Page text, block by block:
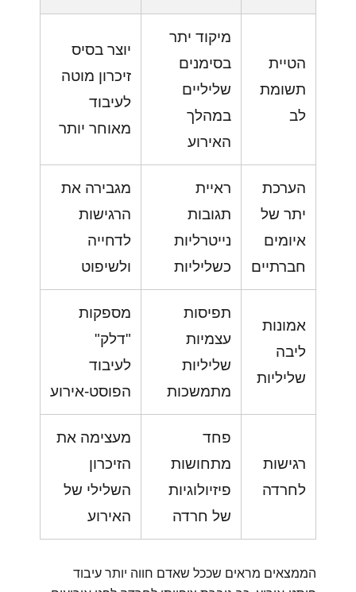
הטיית
תשומת
לב
מיקוד יתר
בסימנים
שליליים
במהלך
האירוע
יוצר בסיס
זיכרון מוטה
לעיבוד
מאוחר יותר
הערכת
יתר של
איומים
חברתיים
ראיית
תגובות
נייטרליות
כשליליות
מגבירה את
הרגישות
לדחייה
ולשיפוט
אמונות
ליבה
שליליות
תפיסות
עצמיות
שליליות
מתמשכות
מספקות
"דלק"
לעיבוד
הפוסט-אירוע
רגישות
לחרדה
פחד
מתחושות
פיזיולוגיות
של חרדה
מעצימה את
הזיכרון
השלילי של
האירוע
הממצאים מראים שככל שאדם חווה יותר עיבוד